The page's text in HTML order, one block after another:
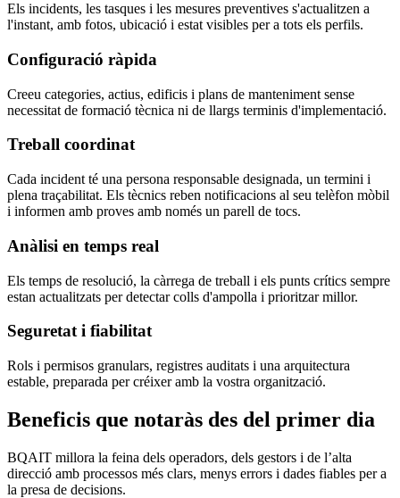
Els incidents, les tasques i les mesures preventives s'actualitzen a
l'instant, amb fotos, ubicació i estat visibles per a tots els perfils.
Configuració ràpida
Creeu categories, actius, edificis i plans de manteniment sense
necessitat de formació tècnica ni de llargs terminis d'implementació.
Treball coordinat
Cada incident té una persona responsable designada, un termini i
plena traçabilitat. Els tècnics reben notificacions al seu telèfon mòbil
i informen amb proves amb només un parell de tocs.
Anàlisi en temps real
Els temps de resolució, la càrrega de treball i els punts crítics sempre
estan actualitzats per detectar colls d'ampolla i prioritzar millor.
Seguretat i fiabilitat
Rols i permisos granulars, registres auditats i una arquitectura
estable, preparada per créixer amb la vostra organització.
Beneficis que notaràs des del primer dia
BQAIT millora la feina dels operadors, dels gestors i de l’alta
direcció amb processos més clars, menys errors i dades fiables per a
la presa de decisions.